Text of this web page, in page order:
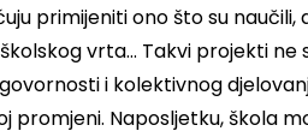
primijeniti ono što su
vrta… Takvi projekti ne
i kolektivnog
promjeni. Naposljetku, škola